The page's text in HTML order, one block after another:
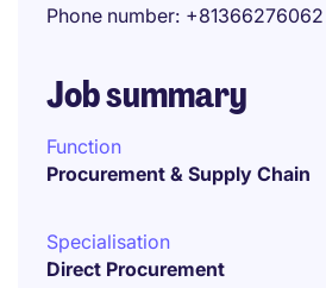
Phone number +81366276062
Job summary
Function
Procurement & Supply Chain
Specialisation
Direct Procurement